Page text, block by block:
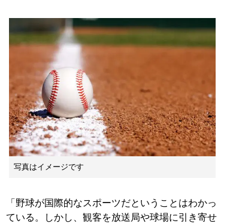
写真はイメージです
「野球が国際的なスポーツだということはわかっ
ている。しかし、観客を放送局や球場に引き寄せ